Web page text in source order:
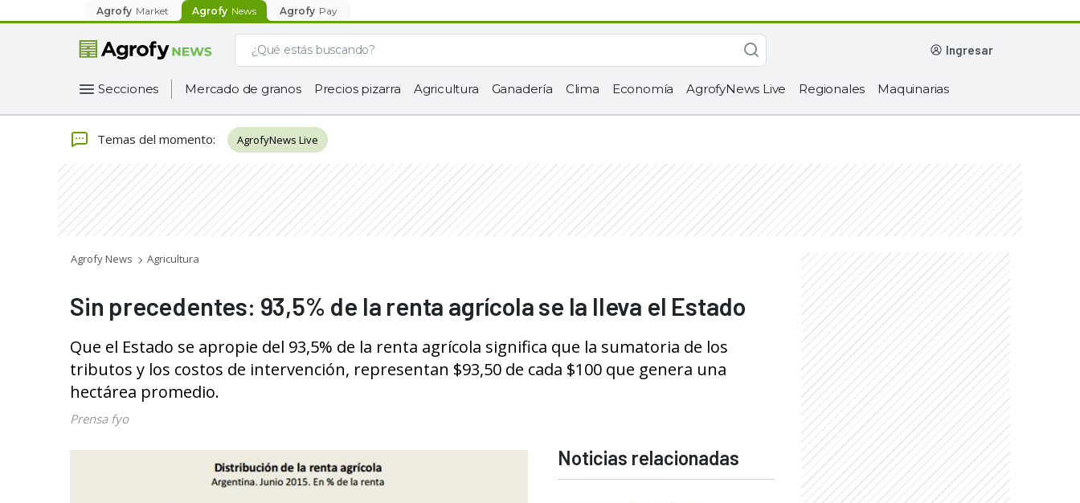
Agrofy Market Agrofy News Agrofy Pay
ingresar
Secciones Mercado de granos Precios pizarra Agricultura Ganadería Clima Economía AgrofyNews Live Regionales Maquinarias
Temas del momento: AgrofyNews Live
Agrofy News Agricultura
Sin precedentes: 93,5% de la renta agrícola se la lleva el Estado
Que el Estado se apropie del 93,5% de la renta agrícola significa que la sumatoria de los
tributos y los costos de intervención, representan $93,50 de cada $100 que genera una
hectárea promedio.
Prensa fyo
Noticias relacionadas